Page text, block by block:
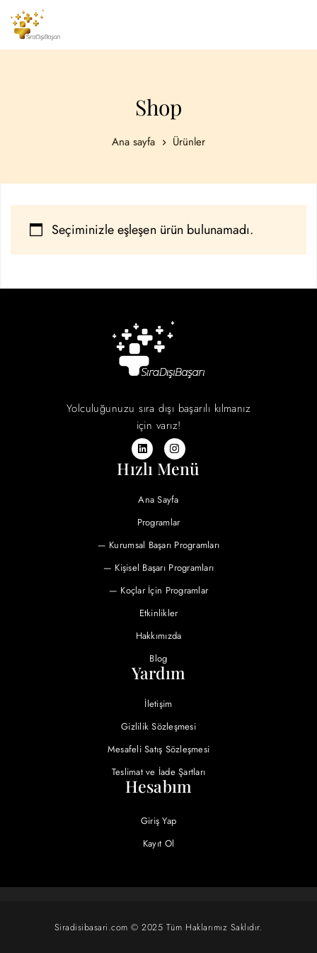
Shop
Ana sayfa Ürünler
Seçiminizle eşleşen ürün bulunamadı.
Yolculuğunuzu sıra dışı başarılı kılmanız
için varız!
Hızlı Menü
Ana Sayfa
Programlar
— Kurumsal Başarı Programları
— Kişisel Başarı Programları
— Koçlar İçin Programlar
Etkinlikler
Hakkımızda
Blog
Yardım
İletişim
Gizlilik Sözleşmesi
Mesafeli Satış Sözleşmesi
Teslimat ve İade Şartları
Hesabım
Giriş Yap
Kayıt Ol
Siradisibasari.com © 2025 Tüm Haklarımız Saklıdır.